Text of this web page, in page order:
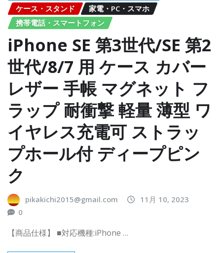
ケース・スタンド
家電・PC・スマホ
携帯電話・スマートフォン
iPhone SE 第3世代/SE 第2
世代/8/7 用 ケース カバー
レザー 手帳 マグネット フ
ラップ 耐衝撃 軽量 薄型 ワ
イヤレス充電可 ストラッ
プホール付 ディープピン
ク
pikakichi2015@gmail.com
11月 10, 2023
0
【商品仕様】 ■対応機種:iPhone …